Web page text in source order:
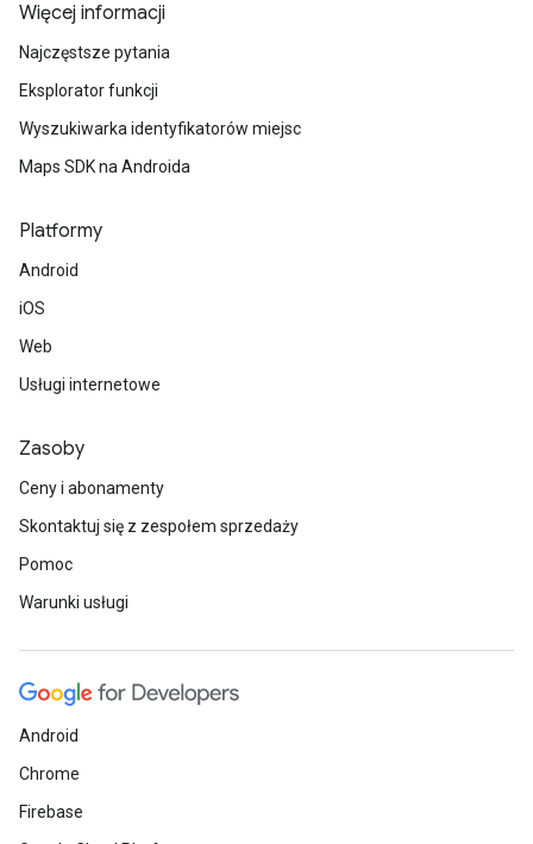
Więcej informacji
Najczęstsze pytania
Eksplorator funkcji
Wyszukiwarka identyfikatorów miejsc
Maps SDK na Androida
Platformy
Android
iOS
Web
Usługi internetowe
Zasoby
Ceny i abonamenty
Skontaktuj się z zespołem sprzedaży
Pomoc
Warunki usługi
Android
Chrome
Firebase